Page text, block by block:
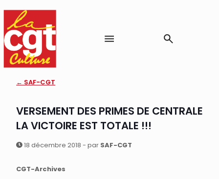
← SAF-CGT
VERSEMENT DES PRIMES DE CENTRALE
LA VICTOIRE EST TOTALE !!!
18 décembre 2018 - par SAF-CGT
CGT-Archives